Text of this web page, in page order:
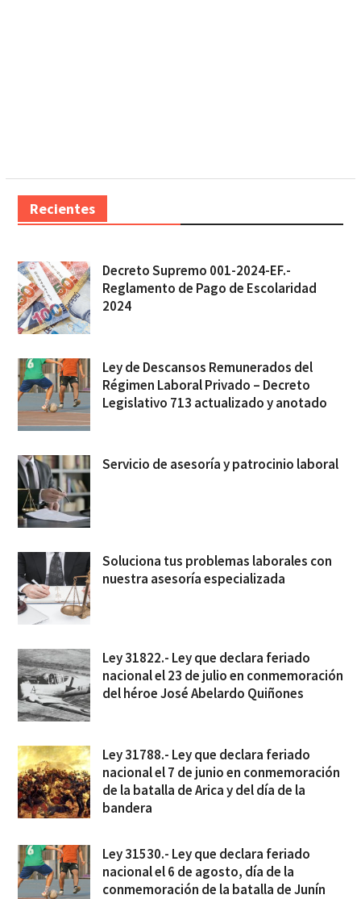
Recientes
Decreto Supremo 001-2024-EF.-
Reglamento de Pago de Escolaridad
2024
Ley de Descansos Remunerados del
Régimen Laboral Privado – Decreto
Legislativo 713 actualizado y anotado
Servicio de asesoría y patrocinio laboral
Soluciona tus problemas laborales con
nuestra asesoría especializada
Ley 31822.- Ley que declara feriado
nacional el 23 de julio en conmemoración
del héroe José Abelardo Quiñones
Ley 31788.- Ley que declara feriado
nacional el 7 de junio en conmemoración
de la batalla de Arica y del día de la
bandera
Ley 31530.- Ley que declara feriado
nacional el 6 de agosto, día de la
conmemoración de la batalla de Junín